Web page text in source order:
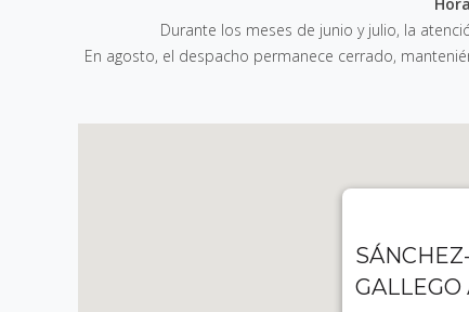
Durante los meses de junio y julio, la
En agosto, el despacho permanece cerrado,
GALLEGO